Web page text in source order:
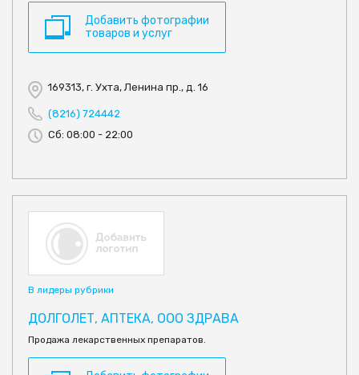
Добавить фотографии
товаров и услуг
169313, г. Ухта, Ленина пр., д. 16
(8216) 724442
Сб: 08:00 - 22:00
В лидеры рубрики
ДОЛГОЛЕТ, АПТЕКА, ООО ЗДРАВА
Продажа лекарственных препаратов.